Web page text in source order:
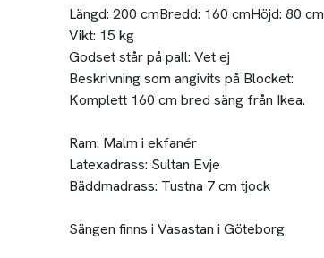
Längd: 200 cmBredd: 160 cmHöjd: 80 cm
Vikt: 15 kg
Godset står på pall: Vet ej
Beskrivning som angivits på Blocket:
Komplett 160 cm bred säng från Ikea.
Ram: Malm i ekfanér
Latexadrass: Sultan Evje
Bäddmadrass: Tustna 7 cm tjock
Sängen finns i Vasastan i Göteborg